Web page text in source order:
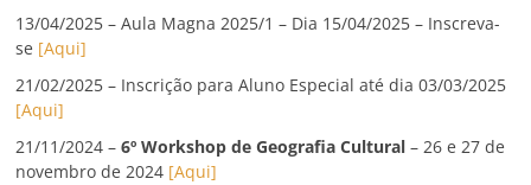
13/04/2025 – Aula Magna 2025/1 – Dia 15/04/2025 – Inscreva-
se [Aqui]
21/02/2025 – Inscrição para Aluno Especial até dia 03/03/2025
[Aqui]
21/11/2024 –6º Workshop de Geografia Cultural – 26 e 27 de
novembro de 2024 [Aqui]